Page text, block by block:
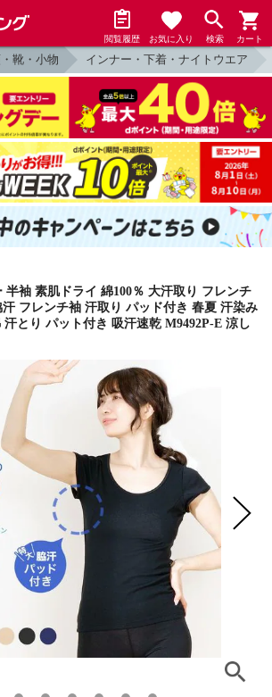
閲覧履歴 お気に入り 検索 カート
靴・小物 インナー・下着・ナイトウエア
半袖 素肌ドライ 綿100％ 大汗取り フレンチ
フレンチ袖 汗取り パッド付き 春夏 汗染み
とり パット付き 吸汗速乾 M9492P-E 涼し